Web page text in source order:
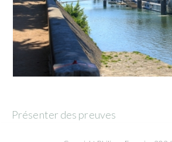
Présenter des preuves